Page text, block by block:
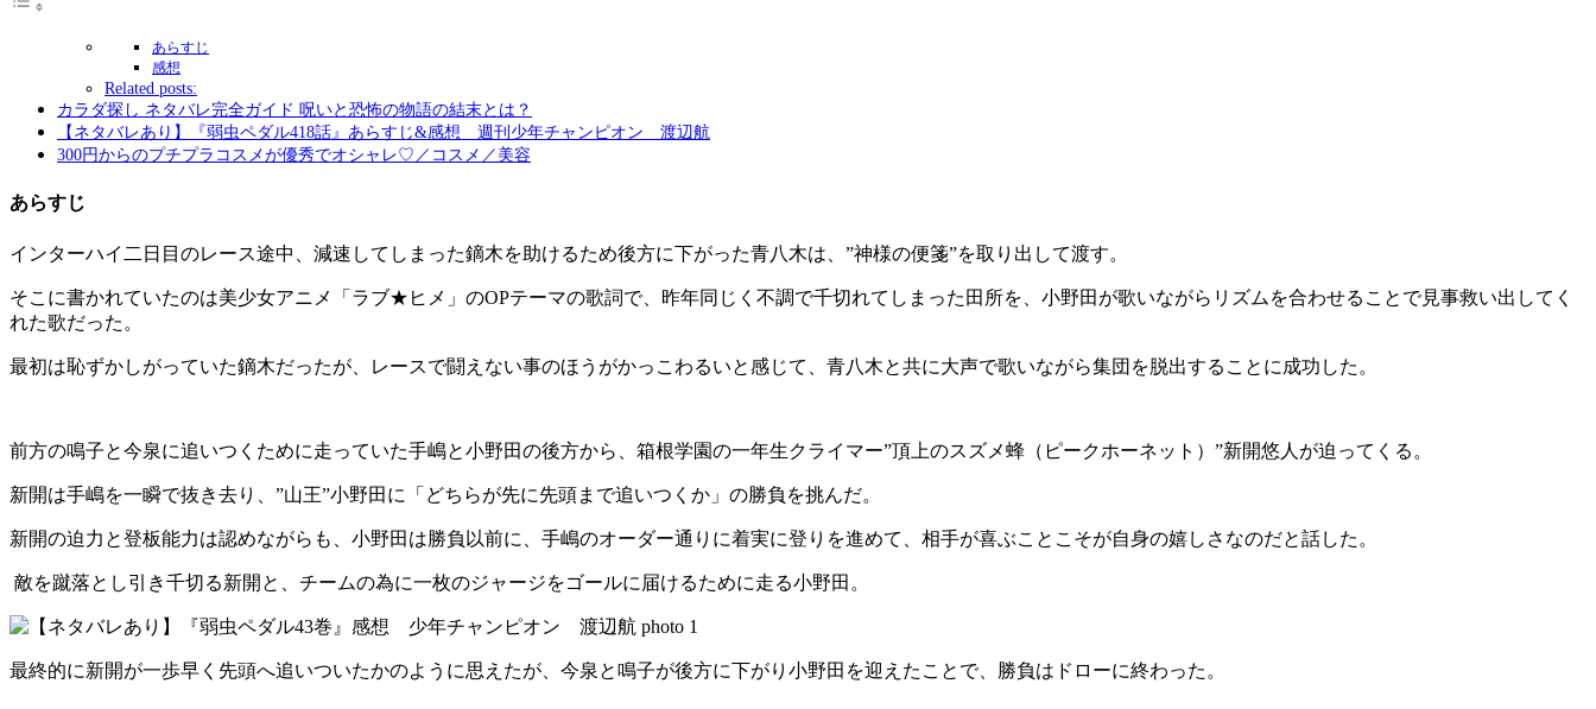
あらすじ
感想
Related posts:
カラダ探し ネタバレ完全ガイド 呪いと恐怖の物語の結末とは？
【ネタバレあり】『弱虫ペダル418話』あらすじ&感想 週刊少年チャンピオン 渡辺航
300円からのプチプラコスメが優秀でオシャレ♡／コスメ／美容
あらすじ
インターハイ二日目のレース途中、減速してしまった鏑木を助けるため後方に下がった青八木は、”神様の便箋”を取り出して渡す。
そこに書かれていたのは美少女アニメ「ラブ★ヒメ」のOPテーマの歌詞で、昨年同じく不調で千切れてしまった田所を、小野田が歌いながらリズムを合わせることで見事救い出してく
れた歌だった。
最初は恥ずかしがっていた鏑木だったが、レースで闘えない事のほうがかっこわるいと感じて、青八木と共に大声で歌いながら集団を脱出することに成功した。
前方の鳴子と今泉に追いつくために走っていた手嶋と小野田の後方から、箱根学園の一年生クライマー”頂上のスズメ蜂（ピークホーネット）”新開悠人が迫ってくる。
新開は手嶋を一瞬で抜き去り、”山王”小野田に「どちらが先に先頭まで追いつくか」の勝負を挑んだ。
新開の迫力と登板能力は認めながらも、小野田は勝負以前に、手嶋のオーダー通りに着実に登りを進めて、相手が喜ぶことこそが自身の嬉しさなのだと話した。
敵を蹴落とし引き千切る新開と、チームの為に一枚のジャージをゴールに届けるために走る小野田。
最終的に新開が一歩早く先頭へ追いついたかのように思えたが、今泉と鳴子が後方に下がり小野田を迎えたことで、勝負はドローに終わった。